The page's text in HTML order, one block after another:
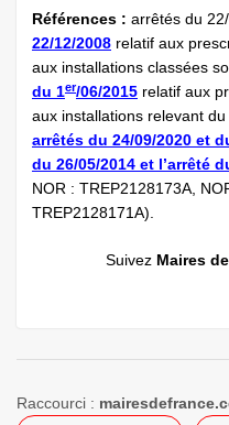
Références : arrêtés du
22/12/2008 relatif aux
aux installations classées
du 1er/06/2015 relatif aux
aux installations relevant
arrêtés du 24/09/2020 et
du 26/05/2014 et l’arrêté
NOR : TREP2128173A,
TREP2128171A).
Suivez Maires
Raccourci :